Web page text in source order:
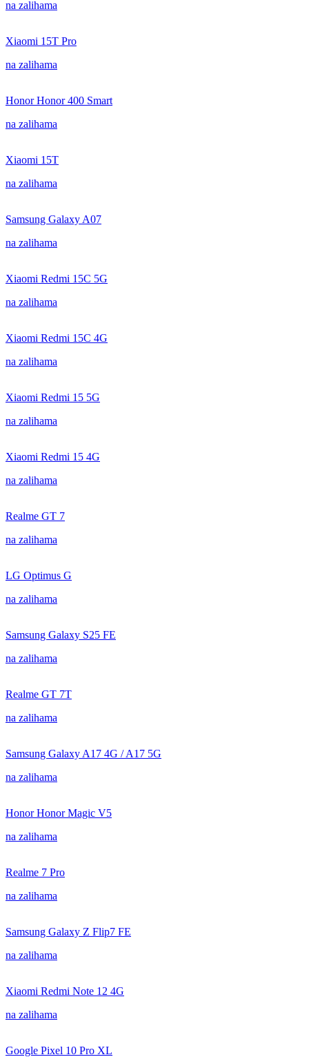
na zalihama
Xiaomi 15T Pro
na zalihama
Honor Honor 400 Smart
na zalihama
Xiaomi 15T
na zalihama
Samsung Galaxy A07
na zalihama
Xiaomi Redmi 15C 5G
na zalihama
Xiaomi Redmi 15C 4G
na zalihama
Xiaomi Redmi 15 5G
na zalihama
Xiaomi Redmi 15 4G
na zalihama
Realme GT 7
na zalihama
LG Optimus G
na zalihama
Samsung Galaxy S25 FE
na zalihama
Realme GT 7T
na zalihama
Samsung Galaxy A17 4G / A17 5G
na zalihama
Honor Honor Magic V5
na zalihama
Realme 7 Pro
na zalihama
Samsung Galaxy Z Flip7 FE
na zalihama
Xiaomi Redmi Note 12 4G
na zalihama
Google Pixel 10 Pro XL